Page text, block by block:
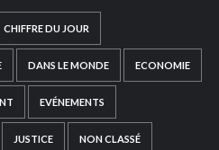
CHIFFRE DU JOUR
DANS LE MONDE ECONOMIE
EVÉNEMENTS
JUSTICE NON CLASSÉ